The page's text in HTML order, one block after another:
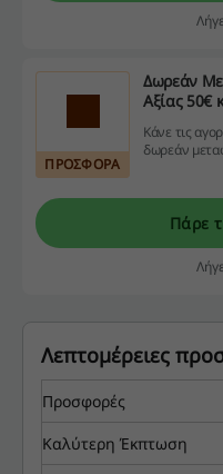
ΠΡΟΣΦΟΡΑ
Δωρεάν
Αξίας 50€
Κάνε τις
δωρεάν
Πάρε
Λεπτομέρειες
Προσφορές
Καλύτερη Έκπτωση